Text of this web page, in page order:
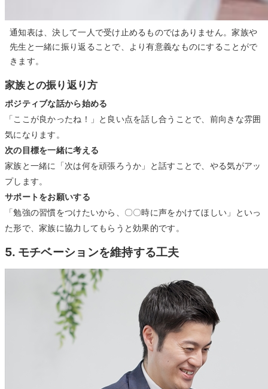
通知表は、決して一人で受け止めるものではありません。家族や
先生と一緒に振り返ることで、より有意義なものにすることがで
きます。
家族との振り返り方
ポジティブな話から始める
「ここが良かったね！」と良い点を話し合うことで、前向きな雰囲
気になります。
次の目標を一緒に考える
家族と一緒に「次は何を頑張ろうか」と話すことで、やる気がアッ
プします。
サポートをお願いする
「勉強の習慣をつけたいから、〇〇時に声をかけてほしい」といっ
た形で、家族に協力してもらうと効果的です。
5. モチベーションを維持する工夫